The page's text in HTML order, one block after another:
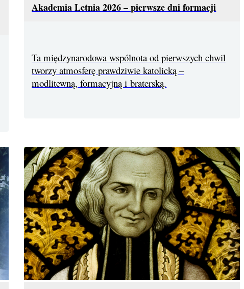
Akademia Letnia 2026 – pierwsze dni formacji
Ta międzynarodowa wspólnota od pierwszych chwil
tworzy atmosferę prawdziwie katolicką –
modlitewną, formacyjną i braterską.